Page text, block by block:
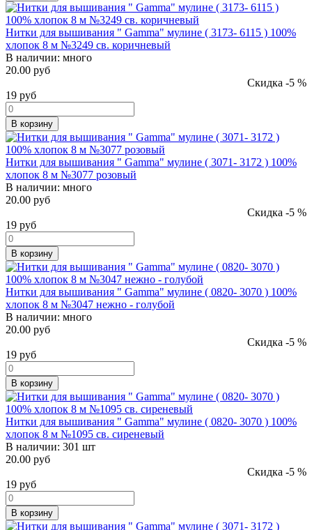
Нитки для вышивания " Gamma" мулине ( 3173- 6115 ) 100%
хлопок 8 м №3249 св. коричневый
В наличии: много
20.00 руб
Скидка -5 %
19 руб
В корзину
Нитки для вышивания " Gamma" мулине ( 3071- 3172 ) 100%
хлопок 8 м №3077 розовый
В наличии: много
20.00 руб
Скидка -5 %
19 руб
В корзину
Нитки для вышивания " Gamma" мулине ( 0820- 3070 ) 100%
хлопок 8 м №3047 нежно - голубой
В наличии: много
20.00 руб
Скидка -5 %
19 руб
В корзину
Нитки для вышивания " Gamma" мулине ( 0820- 3070 ) 100%
хлопок 8 м №1095 св. сиреневый
В наличии: 301 шт
20.00 руб
Скидка -5 %
19 руб
В корзину